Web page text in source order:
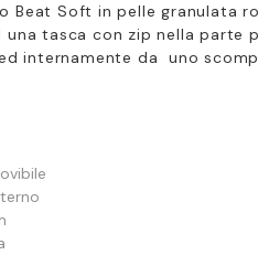
Beat Soft in pelle granulata
tasca con zip nella parte
internamente da uno